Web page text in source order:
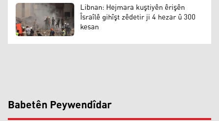
Libnan: Hejmara kuştiyên êrişên
Îsraîlê gihîşt zêdetir ji 4 hezar û 300
kesan
Babetên Peywendîdar